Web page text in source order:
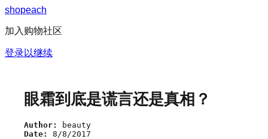
shopeach
加入购物社区
登录以继续
眼霜到底是谎言还是真相？
Author:
beauty
Date:
8/8/2017